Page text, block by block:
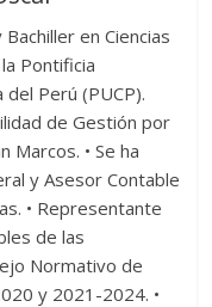
en Ciencias
Pontificia
Perú (PUCP).
de Gestión por
Marcos. • Se ha
y Asesor Contable
• Representante
de las
Normativo de
y 2021-2024. •